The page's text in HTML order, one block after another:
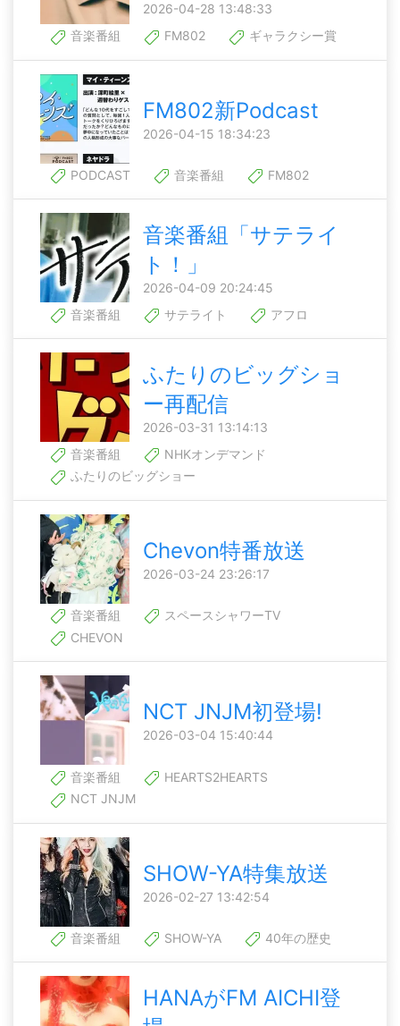
2026-04-28 13:48:33
音楽番組
FM802 ギャラクシー賞
FM802新Podcast
2026-04-15 18:34:23
PODCAST 音楽番組 FM802
音楽番組「サテライ
ト！」
2026-04-09 20:24:45
音楽番組
サテライト アフロ
ふたりのビッグショ
ー再配信
2026-03-31 13:14:13
音楽番組
NHKオンデマンド
ふたりのビッグショー
Chevon特番放送
2026-03-24 23:26:17
音楽番組
スペースシャワーTV
CHEVON
NCT JNJM初登場!
2026-03-04 15:40:44
音楽番組
HEARTS2HEARTS
NCT JNJM
SHOW-YA特集放送
2026-02-27 13:42:54
音楽番組 SHOW-YA 40年の歴史
HANAがFM AICHI登